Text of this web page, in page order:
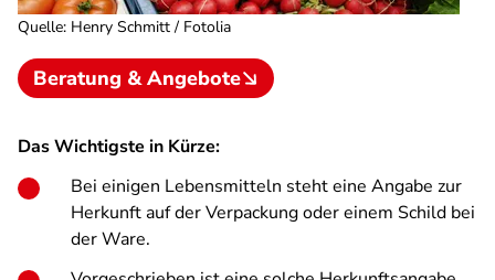
Quelle: Henry Schmitt / Fotolia
Beratung & Angebote
Das Wichtigste in Kürze:
Bei einigen Lebensmitteln steht eine Angabe zur
Herkunft auf der Verpackung oder einem Schild bei
der Ware.